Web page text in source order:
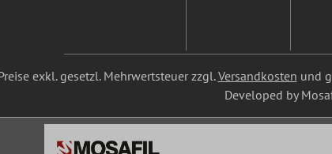
exkl. gesetzl. Mehrwertsteuer zzgl.Versandkosten und
Developed by